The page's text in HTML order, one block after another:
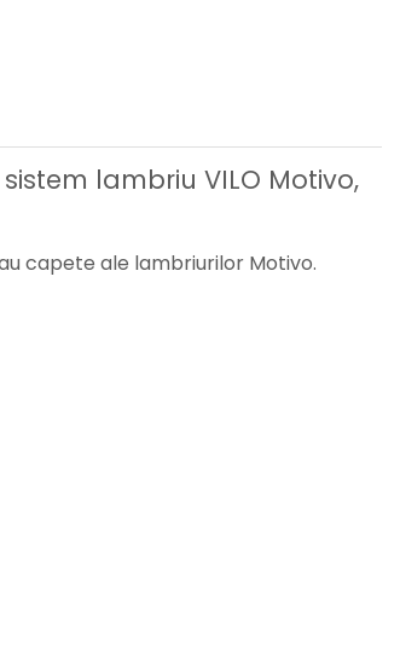
lambriu VILO Motivo,
capete ale lambriurilor Motivo.